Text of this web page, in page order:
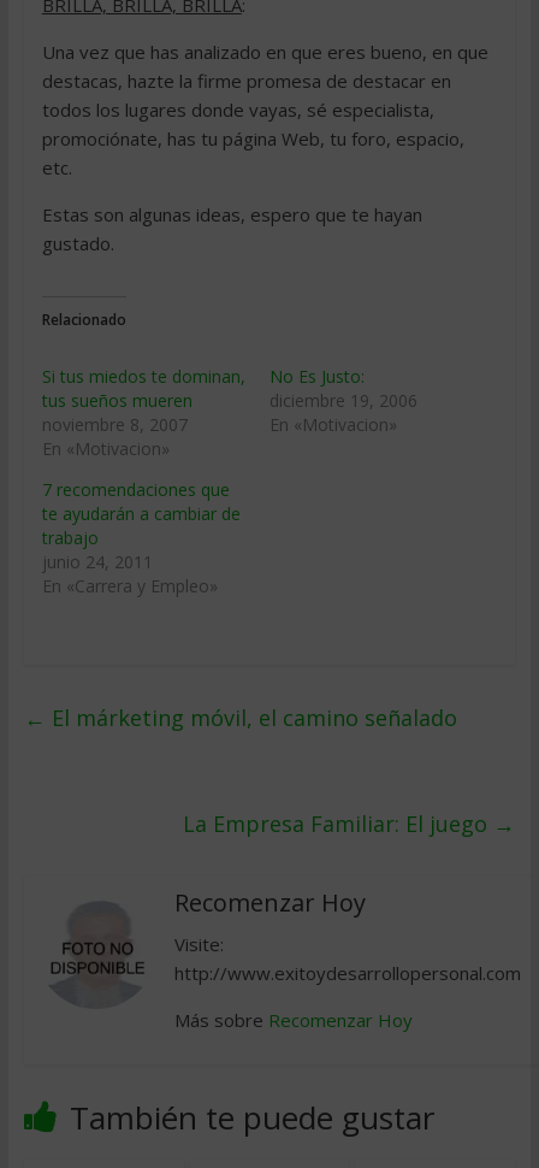
BRILLA, BRILLA, BRILLA:
Una vez que has analizado en que eres bueno, en que
destacas, hazte la firme promesa de destacar en
todos los lugares donde vayas, sé especialista,
promociónate, has tu página Web, tu foro, espacio,
etc.
Estas son algunas ideas, espero que te hayan
gustado.
Relacionado
Si tus miedos te dominan,
tus sueños mueren
noviembre 8, 2007
En «Motivacion»
No Es Justo:
diciembre 19, 2006
En «Motivacion»
7 recomendaciones que
te ayudarán a cambiar de
trabajo
junio 24, 2011
En «Carrera y Empleo»
← El márketing móvil, el camino señalado
La Empresa Familiar: El juego →
Recomenzar Hoy
Visite:
http://www.exitoydesarrollopersonal.com
Más sobre Recomenzar Hoy
También te puede gustar